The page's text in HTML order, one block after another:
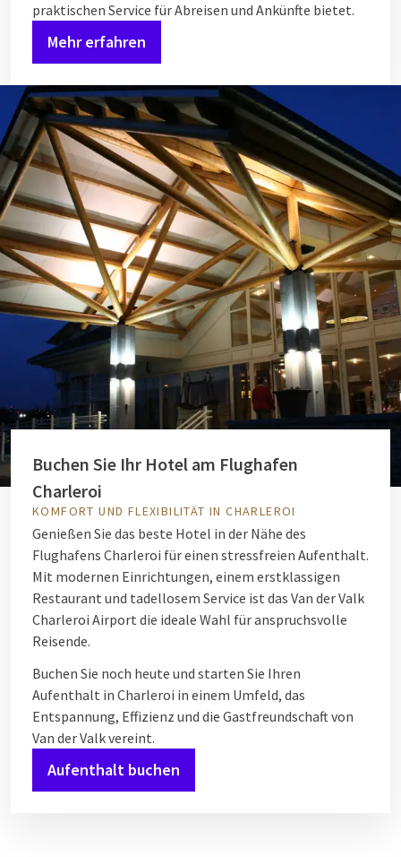
praktischen Service für Abreisen und Ankünfte bietet.
Mehr erfahren
Buchen Sie Ihr Hotel am Flughafen
Charleroi
KOMFORT UND FLEXIBILITÄT IN CHARLEROI
Genießen Sie das beste Hotel in der Nähe des
Flughafens Charleroi für einen stressfreien Aufenthalt.
Mit modernen Einrichtungen, einem erstklassigen
Restaurant und tadellosem Service ist das Van der Valk
Charleroi Airport die ideale Wahl für anspruchsvolle
Reisende.
Buchen Sie noch heute und starten Sie Ihren
Aufenthalt in Charleroi in einem Umfeld, das
Entspannung, Effizienz und die Gastfreundschaft von
Van der Valk vereint.
Aufenthalt buchen